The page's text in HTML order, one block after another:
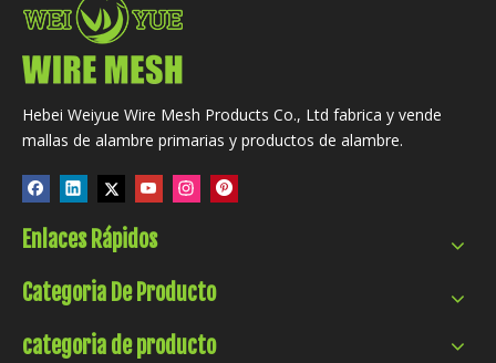
Hebei Weiyue Wire Mesh Products Co., Ltd fabrica y vende
mallas de alambre primarias y productos de alambre.
Enlaces Rápidos
Categoria De Producto
categoria de producto